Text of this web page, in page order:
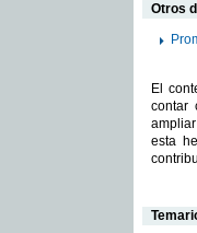
Otros
El
contar
esta